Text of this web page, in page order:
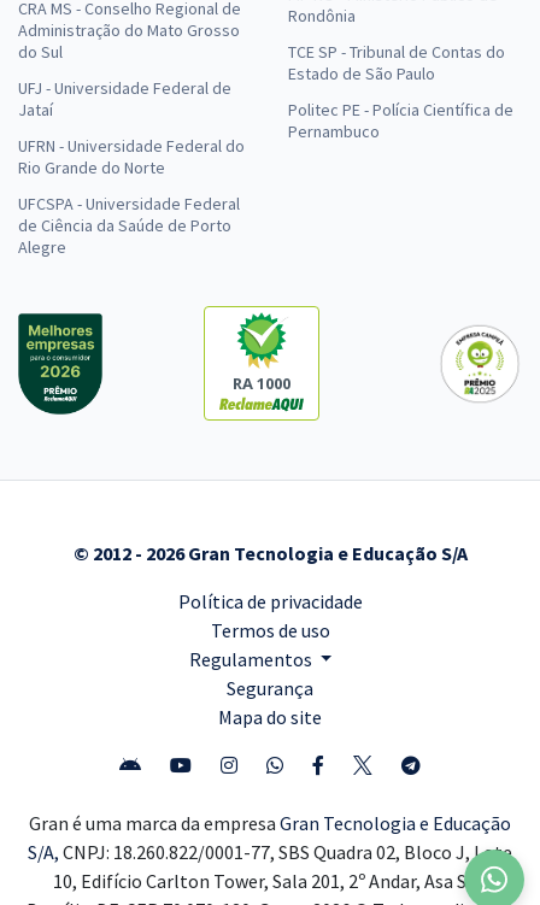
CRA MS - Conselho Regional de
Administração do Mato Grosso
do Sul
UFJ - Universidade Federal de
Jataí
UFRN - Universidade Federal do
Rio Grande do Norte
UFCSPA - Universidade Federal
de Ciência da Saúde de Porto
Alegre
Rondônia
TCE SP - Tribunal de Contas do
Estado de São Paulo
Politec PE - Polícia Científica de
Pernambuco
RA 1000
© 2012 - 2026 Gran Tecnologia e Educação S/A
Política de privacidade
Termos de uso
Regulamentos
Segurança
Mapa do site
Gran é uma marca da empresa Gran Tecnologia e Educação
S/A, CNPJ: 18.260.822/0001-77, SBS Quadra 02, Bloco J, Lote
10, Edifício Carlton Tower, Sala 201, 2º Andar, Asa Sul,